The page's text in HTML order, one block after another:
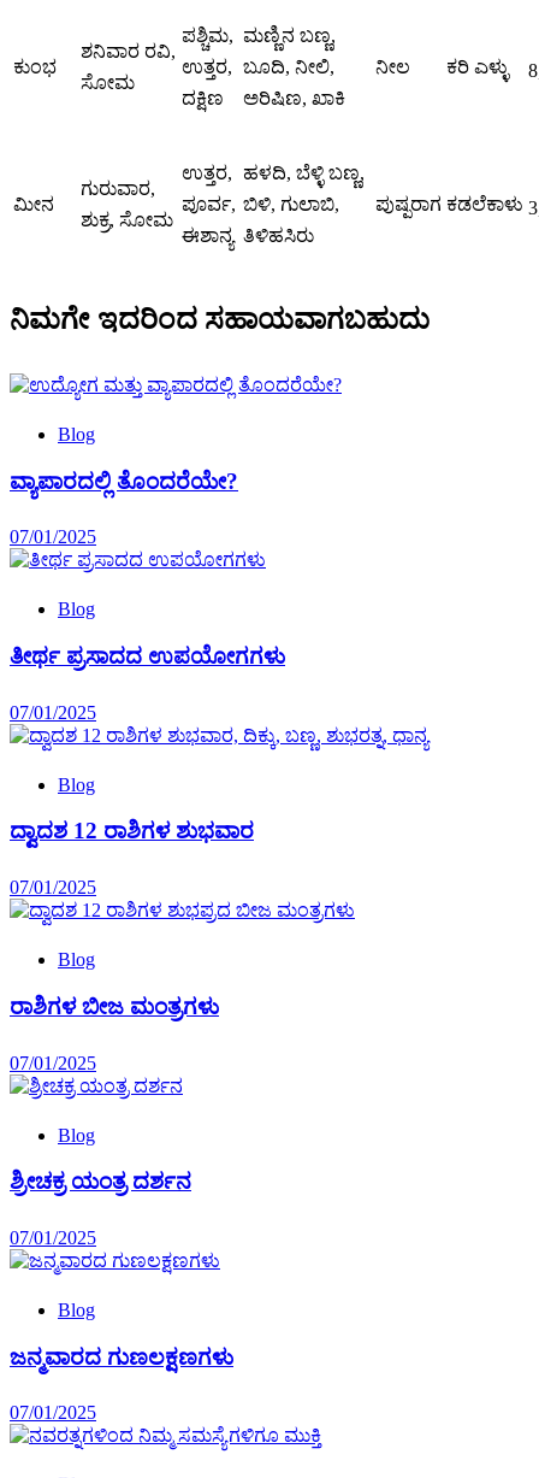
ಕುಂಭ
ಶನಿವಾರ ರವಿ,
ಸೋಮ
ಪಶ್ಚಿಮ,
ಉತ್ತರ,
ದಕ್ಷಿಣ
ಮಣ್ಣಿನ ಬಣ್ಣ,
ಬೂದಿ, ನೀಲಿ,
ಅರಿಷಿಣ, ಖಾಕಿ
ನೀಲ ಕರಿ ಎಳ್ಳು
ಮೀನ
ಗುರುವಾರ,
ಶುಕ್ರ, ಸೋಮ
ಉತ್ತರ,
ಪೂರ್ವ,
ಈಶಾನ್ಯ
ಹಳದಿ, ಬೆಳ್ಳಿ ಬಣ್ಣ,
ಬಿಳಿ, ಗುಲಾಬಿ,
ತಿಳಿಹಸಿರು
ಪುಷ್ಪರಾಗ ಕಡಲೆಕಾಳು
ನಿಮಗೇ ಇದರಿಂದ ಸಹಾಯವಾಗಬಹುದು
Blog
ವ್ಯಾಪಾರದಲ್ಲಿ ತೊಂದರೆಯೇ?
07/01/2025
Blog
ತೀರ್ಥ ಪ್ರಸಾದದ ಉಪಯೋಗಗಳು
07/01/2025
Blog
ದ್ವಾದಶ 12 ರಾಶಿಗಳ ಶುಭವಾರ
07/01/2025
Blog
ರಾಶಿಗಳ ಬೀಜ ಮಂತ್ರಗಳು
07/01/2025
Blog
ಶ್ರೀಚಕ್ರ ಯಂತ್ರ ದರ್ಶನ
07/01/2025
Blog
ಜನ್ಮವಾರದ ಗುಣಲಕ್ಷಣಗಳು
07/01/2025